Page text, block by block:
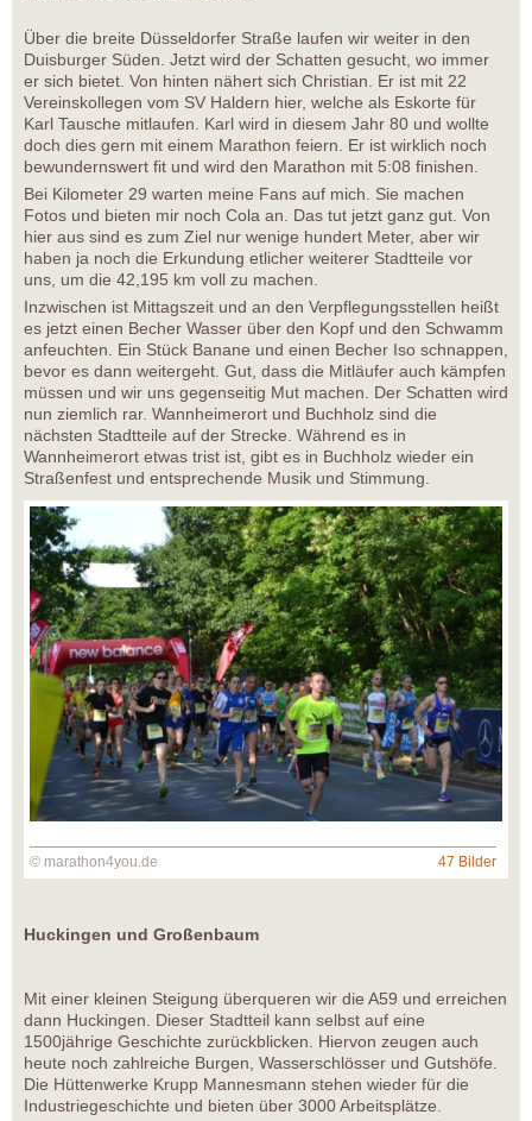
Über die breite Düsseldorfer Straße laufen wir weiter in den
Duisburger Süden. Jetzt wird der Schatten gesucht, wo immer
er sich bietet. Von hinten nähert sich Christian. Er ist mit 22
Vereinskollegen vom SV Haldern hier, welche als Eskorte für
Karl Tausche mitlaufen. Karl wird in diesem Jahr 80 und wollte
doch dies gern mit einem Marathon feiern. Er ist wirklich noch
bewundernswert fit und wird den Marathon mit 5:08 finishen.
Bei Kilometer 29 warten meine Fans auf mich. Sie machen
Fotos und bieten mir noch Cola an. Das tut jetzt ganz gut. Von
hier aus sind es zum Ziel nur wenige hundert Meter, aber wir
haben ja noch die Erkundung etlicher weiterer Stadtteile vor
uns, um die 42,195 km voll zu machen.
Inzwischen ist Mittagszeit und an den Verpflegungsstellen heißt
es jetzt einen Becher Wasser über den Kopf und den Schwamm
anfeuchten. Ein Stück Banane und einen Becher Iso schnappen,
bevor es dann weitergeht. Gut, dass die Mitläufer auch kämpfen
müssen und wir uns gegenseitig Mut machen. Der Schatten wird
nun ziemlich rar. Wannheimerort und Buchholz sind die
nächsten Stadtteile auf der Strecke. Während es in
Wannheimerort etwas trist ist, gibt es in Buchholz wieder ein
Straßenfest und entsprechende Musik und Stimmung.
© marathon4you.de 47 Bilder
Huckingen und Großenbaum
Mit einer kleinen Steigung überqueren wir die A59 und erreichen
dann Huckingen. Dieser Stadtteil kann selbst auf eine
1500jährige Geschichte zurückblicken. Hiervon zeugen auch
heute noch zahlreiche Burgen, Wasserschlösser und Gutshöfe.
Die Hüttenwerke Krupp Mannesmann stehen wieder für die
Industriegeschichte und bieten über 3000 Arbeitsplätze.